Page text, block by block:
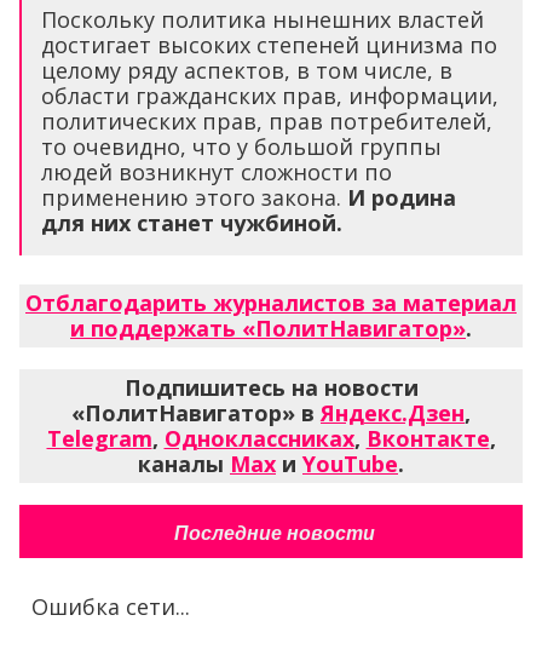
Поскольку политика нынешних властей
достигает высоких степеней цинизма по
целому ряду аспектов, в том числе, в
области гражданских прав, информации,
политических прав, прав потребителей,
то очевидно, что у большой группы
людей возникнут сложности по
применению этого закона. И родина
для них станет чужбиной.
Отблагодарить журналистов за материал
и поддержать «ПолитНавигатор».
Подпишитесь на новости
«ПолитНавигатор» вЯндекс.Дзен,
Telegram, Одноклассниках, Вконтакте,
каналы Max и YouTube.
Последние новости
Ошибка сети...